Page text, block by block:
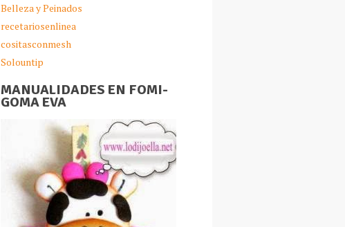
Belleza y Peinados
recetariosenlinea
cositasconmesh
Solountip
MANUALIDADES EN FOMI-
GOMA EVA